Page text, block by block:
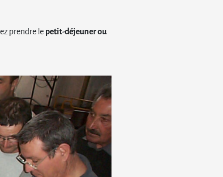
prendre le petit-déjeuner ou